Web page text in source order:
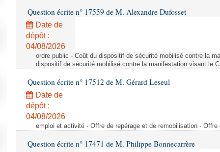
Question écrite n° 17559 de M. Alexandre Dufosset
Date de
dépôt :
04/08/2026
ordre public - Coût du dispositif de sécurité mobilisé contre la
dispositif de sécurité mobilisé contre la manifestation visant le
Question écrite n° 17512 de M. Gérard Leseul
Date de
dépôt :
04/08/2026
emploi et activité - Offre de repérage et de remobilisation -
Question écrite n° 17471 de M. Philippe Bonnecarrère